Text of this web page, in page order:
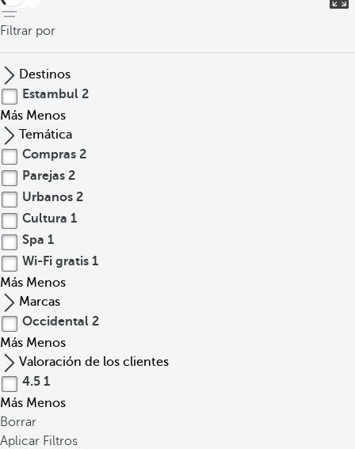
Filtrar por
Destinos
Estambul 2
Más Menos
Temática
Compras 2
Parejas 2
Urbanos 2
Cultura 1
Spa 1
Wi-Fi gratis 1
Más Menos
Marcas
Occidental 2
Más Menos
Valoración de los clientes
4.5 1
Más Menos
Borrar
Aplicar Filtros